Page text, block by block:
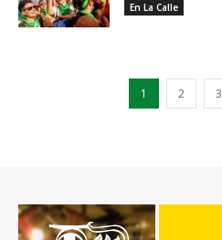
En La Calle
1 2 3